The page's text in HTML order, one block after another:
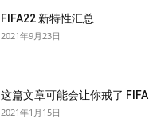
FIFA22 新特性汇总
2021年9月23日
这篇文章可能会让你戒了 FIFA
2021年1月15日